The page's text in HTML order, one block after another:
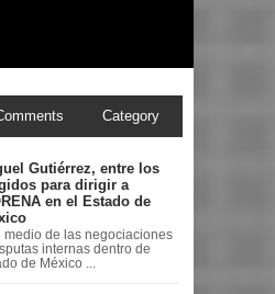
Category
Gutiérrez, entre los
para dirigir a
en el Estado de
medio de las negociaciones
internas dentro de
de México ...